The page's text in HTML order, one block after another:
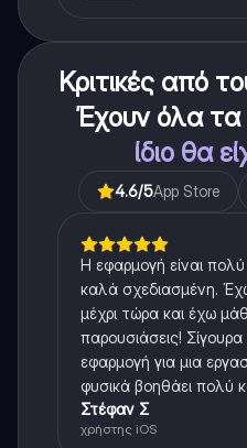
Κριτικές από
Έχουν όλα
ίδιο θα
4.6/5App Store
Η εφαρμογή είναι
καλά σχεδιασμένη.
μέχρι τώρα και έχω
παρουσιάσεις!
εφαρμογή για μια
φυσικά βοηθάει πολύ
Στέφαν Σ
χρήστης iOS